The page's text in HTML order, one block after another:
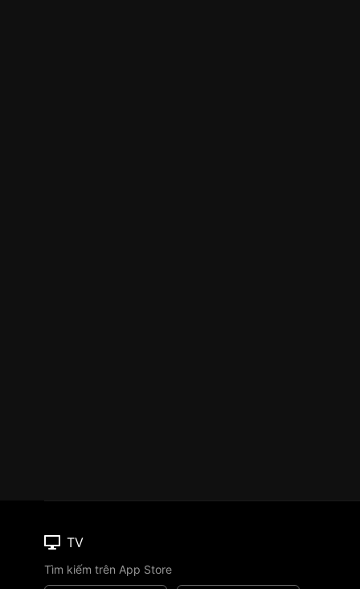
TV
Tìm kiếm trên App Store